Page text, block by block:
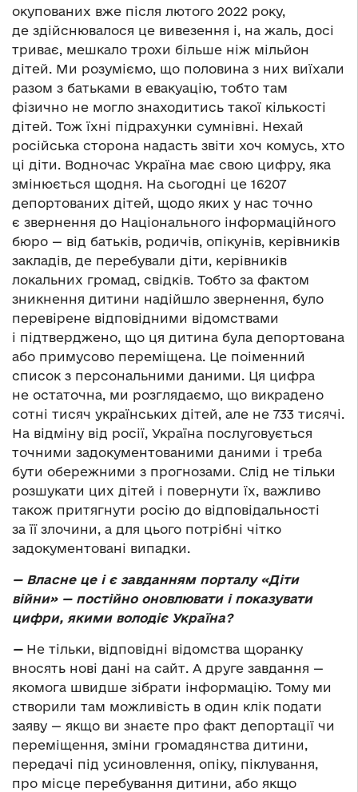
окупованих вже після лютого 2022 року,
де здійснювалося це вивезення і, на жаль, досі
триває, мешкало трохи більше ніж мільйон
дітей. Ми розуміємо, що половина з них виїхали
разом з батьками в евакуацію, тобто там
фізично не могло знаходитись такої кількості
дітей. Тож їхні підрахунки сумнівні. Нехай
російська сторона надасть звіти хоч комусь, хто
ці діти. Водночас Україна має свою цифру, яка
змінюється щодня. На сьогодні це 16207
депортованих дітей, щодо яких у нас точно
є звернення до Національного інформаційного
бюро — від батьків, родичів, опікунів, керівників
закладів, де перебували діти, керівників
локальних громад, свідків. Тобто за фактом
зникнення дитини надійшло звернення, було
перевірене відповідними відомствами
і підтверджено, що ця дитина була депортована
або примусово переміщена. Це поіменний
список з персональними даними. Ця цифра
не остаточна, ми розглядаємо, що викрадено
сотні тисяч українських дітей, але не 733 тисячі.
На відміну від росії, Україна послуговується
точними задокументованими даними і треба
бути обережними з прогнозами. Слід не тільки
розшукати цих дітей і повернути їх, важливо
також притягнути росію до відповідальності
за її злочини, а для цього потрібні чітко
задокументовані випадки.
— Власне це і є завданням порталу «Діти
війни» — постійно оновлювати і показувати
цифри, якими володіє Україна?
— Не тільки, відповідні відомства щоранку
вносять нові дані на сайт. А друге завдання —
якомога швидше зібрати інформацію. Тому ми
створили там можливість в один клік подати
заяву — якщо ви знаєте про факт депортації чи
переміщення, зміни громадянства дитини,
передачі під усиновлення, опіку, піклування,
про місце перебування дитини, або якщо